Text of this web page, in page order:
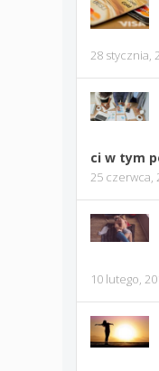
28 stycznia,
ci w tym
25 czerwca,
10 lutego,